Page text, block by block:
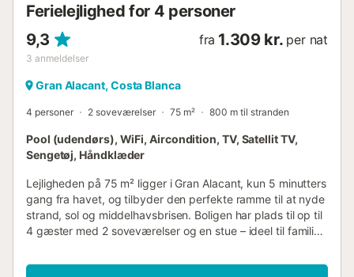
Ferielejlighed for 4 personer
9,3
3 anmeldelser
fra 1.309 kr. per nat
Gran Alacant, Costa Blanca
4 personer 2 soveværelser 75 m² 800 m til stranden
Pool (udendørs), WiFi, Aircondition, TV, Satellit TV,
Sengetøj, Håndklæder
Lejligheden på 75 m² ligger i Gran Alacant, kun 5 minutters
gang fra havet, og tilbyder den perfekte ramme til at nyde
strand, sol og middelhavsbrisen. Boligen har plads til op til
4 gæster med 2 soveværelser og en stue – ideel til familier
køkken, hurtigt Wi-Fi, der er velegnet til videoopkald,